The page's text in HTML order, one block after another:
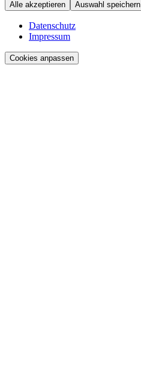
Alle akzeptieren Auswahl speichern
Datenschutz
Impressum
Cookies anpassen